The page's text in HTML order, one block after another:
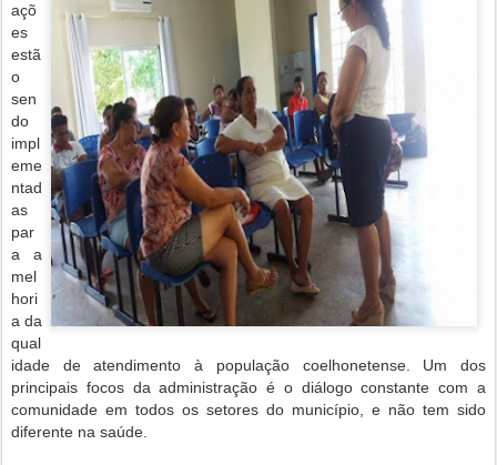
açõ
es
estã
o
sen
do
impl
eme
ntad
as
par
a a
mel
hori
a da
qual
idade de atendimento à população coelhonetense. Um dos
principais focos da administração é o diálogo constante com a
comunidade em todos os setores do município, e não tem sido
diferente na saúde.